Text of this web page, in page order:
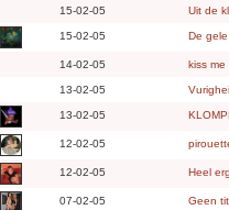
15-02-05 Uit de
15-02-05 De
14-02-05 kiss me
13-02-05
13-02-05
12-02-05
12-02-05 Heel
07-02-05 Geen